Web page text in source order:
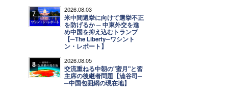
7 2026.08.03
米中間選挙に向けて選挙不正
を防げるか ─ 中東外交を進
め中国を抑え込むトランプ
【─The Liberty─ワシント
ン・レポート】
8 2026.08.05
交流重ねる中朝の"蜜月"と習
主席の後継者問題【澁谷司─
─中国包囲網の現在地】